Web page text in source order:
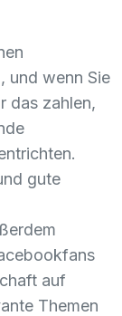
und wenn Sie
das zahlen,
gute
auf
Themen